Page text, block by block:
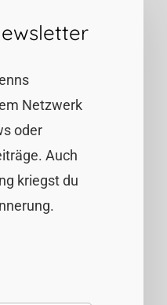
Netzwerk
oder
Auch
kriegst du